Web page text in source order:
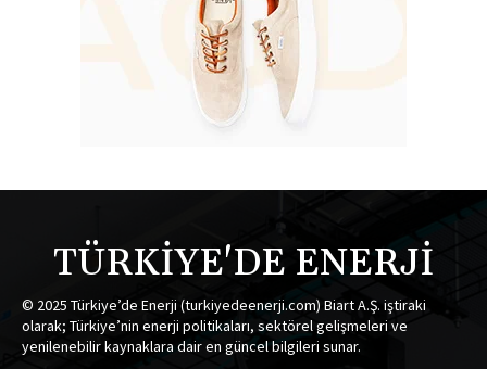
TÜRKİYE'DE ENERJİ
© 2025 Türkiye’de Enerji (turkiyedeenerji.com) Biart A.Ş. iştiraki
olarak; Türkiye’nin enerji politikaları, sektörel gelişmeleri ve
yenilenebilir kaynaklara dair en güncel bilgileri sunar.